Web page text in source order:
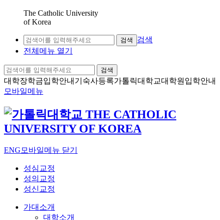
The Catholic University
of Korea
검색
검색
전체메뉴 열기
검색
대학장학금입학안내 기숙사등록가톨릭대학교대학원입학안내
모바일메뉴
ENG 모바일메뉴 닫기
성심교정
성의교정
성신교정
가대소개
대학소개